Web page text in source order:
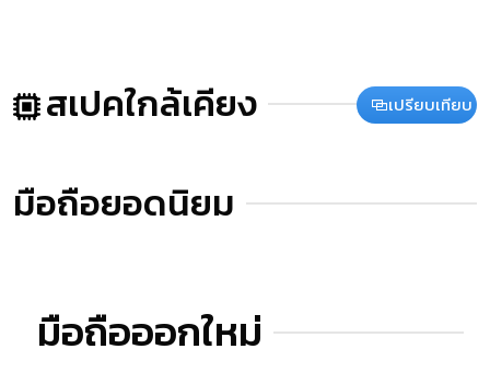
สเปคใกล้เคียง เปรียบเทียบ
มือถือยอดนิยม
มือถือออกใหม่